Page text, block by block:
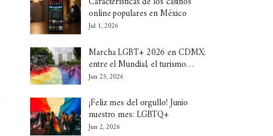
online populares en México
Jul 1, 2026
Marcha LGBT+ 2026 en CDMX:
entre el Mundial, el turismo…
Jun 25, 2026
¡Feliz mes del orgullo! Junio
nuestro mes: LGBTQ+
Jun 2, 2026